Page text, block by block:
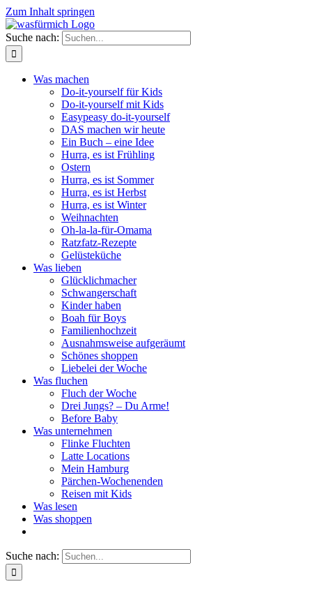
Zum Inhalt springen
Suche nach:
Was machen
Do-it-yourself für Kids
Do-it-yourself mit Kids
Easypeasy do-it-yourself
DAS machen wir heute
Ein Buch – eine Idee
Hurra, es ist Frühling
Ostern
Hurra, es ist Sommer
Hurra, es ist Herbst
Hurra, es ist Winter
Weihnachten
Oh-la-la-für-Omama
Ratzfatz-Rezepte
Gelüsteküche
Was lieben
Glücklichmacher
Schwangerschaft
Kinder haben
Boah für Boys
Familienhochzeit
Ausnahmsweise aufgeräumt
Schönes shoppen
Liebelei der Woche
Was fluchen
Fluch der Woche
Drei Jungs? – Du Arme!
Before Baby
Was unternehmen
Flinke Fluchten
Latte Locations
Mein Hamburg
Pärchen-Wochenenden
Reisen mit Kids
Was lesen
Was shoppen
Suche nach: